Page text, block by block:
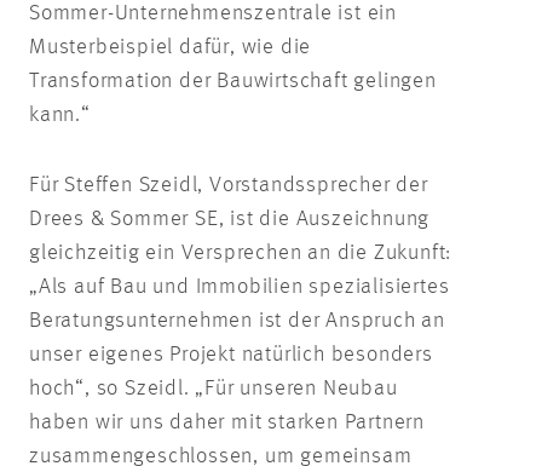
Sommer-Unternehmenszentrale ist ein
Musterbeispiel dafür, wie die
Transformation der Bauwirtschaft gelingen
kann.“
Für Steffen Szeidl, Vorstandssprecher der
Drees & Sommer SE, ist die Auszeichnung
gleichzeitig ein Versprechen an die Zukunft:
„Als auf Bau und Immobilien spezialisiertes
Beratungsunternehmen ist der Anspruch an
unser eigenes Projekt natürlich besonders
hoch“, so Szeidl. „Für unseren Neubau
haben wir uns daher mit starken Partnern
zusammengeschlossen, um gemeinsam